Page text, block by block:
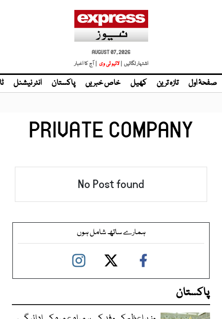
AUGUST 07, 2026
اشتہار لگائیں | لائیو ٹی وی | آج کا اخبار
صفحۂ اول تازہ ترین کھیل خاص خبریں پاکستان انٹر نیشنل
PRIVATE COMPANY
No Post found
ہمارے ساتھ شامل ہوں
پاکستان